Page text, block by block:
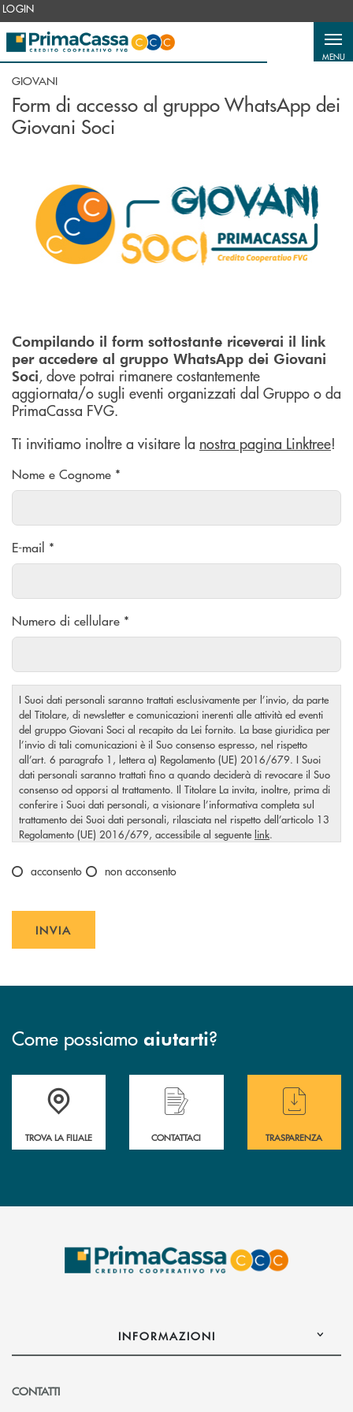
Salta al contenuto principale
LOGIN
MENU
GIOVANI
Form di accesso al gruppo WhatsApp dei
Giovani Soci
Compilando il form sottostante riceverai il link
per accedere al gruppo WhatsApp dei Giovani
Soci, dove potrai rimanere costantemente
aggiornata/o sugli eventi organizzati dal Gruppo o da
PrimaCassa FVG.
Ti invitiamo inoltre a visitare la nostra pagina Linktree!
Nome e Cognome *
E-mail *
Numero di cellulare *
I Suoi dati personali saranno trattati esclusivamente per l’invio, da parte
del Titolare, di newsletter e comunicazioni inerenti alle attività ed eventi
del gruppo Giovani Soci al recapito da Lei fornito. La base giuridica per
l’invio di tali comunicazioni è il Suo consenso espresso, nel rispetto
all’art. 6 paragrafo 1, lettera a) Regolamento (UE) 2016/679. I Suoi
dati personali saranno trattati fino a quando deciderà di revocare il Suo
consenso od opporsi al trattamento. Il Titolare La invita, inoltre, prima di
conferire i Suoi dati personali, a visionare l’informativa completa sul
trattamento dei Suoi dati personali, rilasciata nel rispetto dell’articolo 13
Regolamento (UE) 2016/679, accessibile al seguente link.
Scegliere un'opzione
acconsento non acconsento
INVIA
Come possiamo aiutarti?
Accedi all' elenco completo delle filiali .
TROVA LA FILIALE
Hai bisogno di assistenza immediata?
CONTATTACI
Hai bisogno di
TRASPARENZA
INFORMAZIONI
CONTATTI